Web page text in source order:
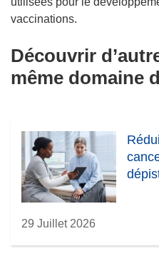
vaccinations.
Découvrir
même domaine
29 Juillet 2026